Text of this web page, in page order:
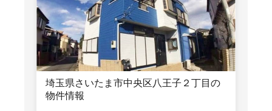
埼玉県さいたま市中央区八王子２丁目の
物件情報